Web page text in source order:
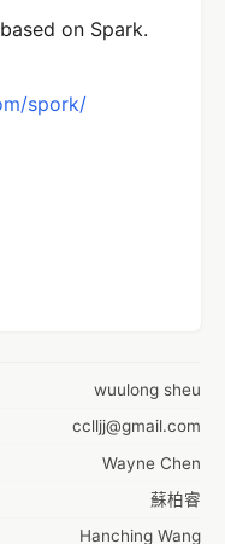
on Spark.
spork/
wuulong sheu
cclljj@gmail.com
Wayne Chen
蘇柏睿
Hanching Wang